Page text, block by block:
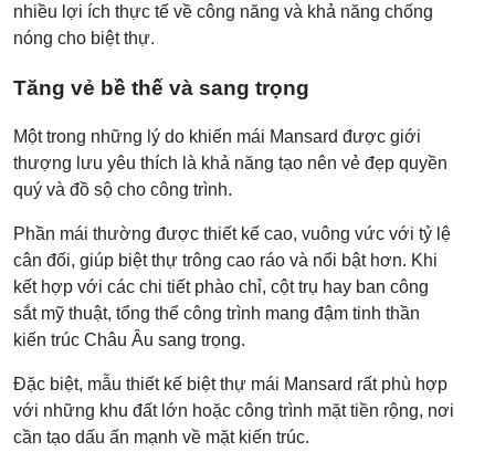
nhiều lợi ích thực tế về công năng và khả năng chống
nóng cho biệt thự.
Tăng vẻ bề thế và sang trọng
Một trong những lý do khiến mái Mansard được giới
thượng lưu yêu thích là khả năng tạo nên vẻ đẹp quyền
quý và đồ sộ cho công trình.
Phần mái thường được thiết kế cao, vuông vức với tỷ lệ
cân đối, giúp biệt thự trông cao ráo và nổi bật hơn. Khi
kết hợp với các chi tiết phào chỉ, cột trụ hay ban công
sắt mỹ thuật, tổng thể công trình mang đậm tinh thần
kiến trúc Châu Âu sang trọng.
Đặc biệt, mẫu thiết kế biệt thự mái Mansard rất phù hợp
với những khu đất lớn hoặc công trình mặt tiền rộng, nơi
cần tạo dấu ấn mạnh về mặt kiến trúc.